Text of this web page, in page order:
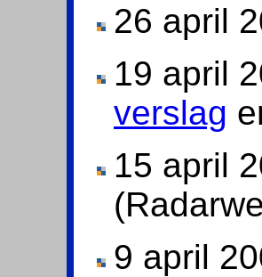
26 april
19 april
verslag
15 april
9 april